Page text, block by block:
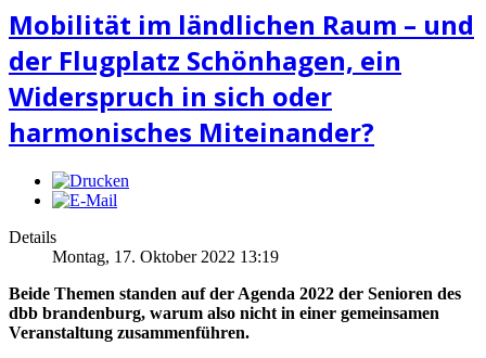
Mobilität im ländlichen Raum – und
der Flugplatz Schönhagen, ein
Widerspruch in sich oder
harmonisches Miteinander?
Details
Montag, 17. Oktober 2022 13:19
Beide Themen standen auf der Agenda 2022 der Senioren des
dbb brandenburg, warum also nicht in einer gemeinsamen
Veranstaltung zusammenführen.